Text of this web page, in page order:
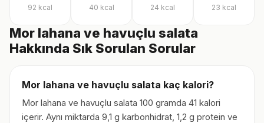
92 kcal 40 kcal 24 kcal 23 kcal
Mor lahana ve havuçlu salata
Hakkında Sık Sorulan Sorular
Mor lahana ve havuçlu salata kaç kalori?
Mor lahana ve havuçlu salata 100 gramda 41 kalori
içerir. Aynı miktarda 9,1 g karbonhidrat, 1,2 g protein ve